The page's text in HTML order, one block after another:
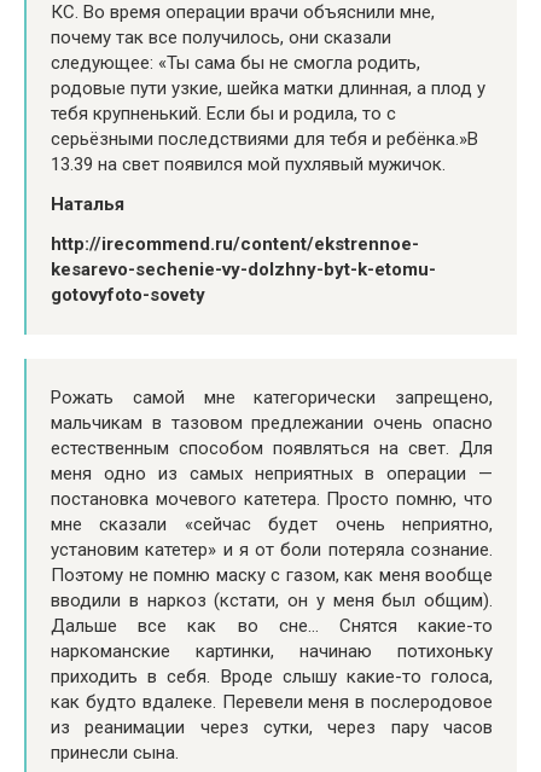
КС. Во время операции врачи объяснили мне,
почему так все получилось, они сказали
следующее: «Ты сама бы не смогла родить,
родовые пути узкие, шейка матки длинная, а плод у
тебя крупненький. Если бы и родила, то с
серьёзными последствиями для тебя и ребёнка.»В
13.39 на свет появился мой пухлявый мужичок.
Наталья
http://irecommend.ru/content/ekstrennoe-
kesarevo-sechenie-vy-dolzhny-byt-k-etomu-
gotovyfoto-sovety
Рожать самой мне категорически запрещено,
мальчикам в тазовом предлежании очень опасно
естественным способом появляться на свет. Для
меня одно из самых неприятных в операции —
постановка мочевого катетера. Просто помню, что
мне сказали «сейчас будет очень неприятно,
установим катетер» и я от боли потеряла сознание.
Поэтому не помню маску с газом, как меня вообще
вводили в наркоз (кстати, он у меня был общим).
Дальше все как во сне… Снятся какие-то
наркоманские картинки, начинаю потихоньку
приходить в себя. Вроде слышу какие-то голоса,
как будто вдалеке. Перевели меня в послеродовое
из реанимации через сутки, через пару часов
принесли сына.